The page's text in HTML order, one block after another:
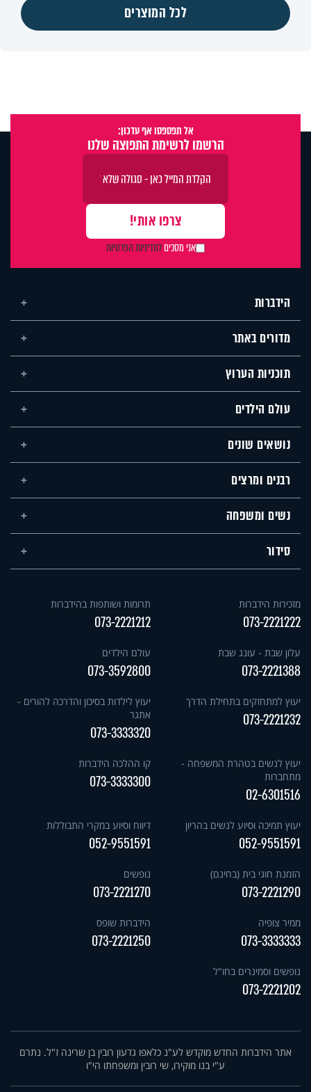
לכל המוצרים
אל תפספסו אף עדכון:
הרשמו לרשימת התפוצה שלנו
אני מסכיםלמדיניות הפרטיות
הידברות
מדורים באתר
תוכניות הערוץ
עולם הילדים
נושאים שונים
רבנים ומרצים
נשים ומשפחה
סידור
מזכירות הידברות
073-2221222
תרומות ושותפות בהידברות
073-2221212
עלון שבת - עונג שבת
073-2221388
עולם הילדים
073-3592800
יעוץ למתחזקים בתחילת הדרך
073-2221232
יעוץ לילדות בסיכון והדרכה להורים -
אתגר
073-3333320
יעוץ לנשים בטהרת המשפחה -
מתחברות
02-6301516
קו ההלכה הידברות
073-3333300
יעוץ תמיכה וסיוע לנשים בהריון
052-9551591
דיווח וסיוע במקרי התבוללות
052-9551591
הזמנת חוגי בית (בחינם)
073-2221290
נופשים
073-2221270
ממיר צופיה
073-3333333
הידברות שופס
073-2221250
נופשים וסמינרים בחו"ל
073-2221202
אתר הידברות החדש מוקדש לע"נ כלאפו גדעון רובין בן שרינה ז"ל. נתרם
ע"י בנו מוקירו, שי רובין ומשפחתו הי"ו